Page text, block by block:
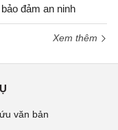
đảm an ninh
Xem thêm
văn bản